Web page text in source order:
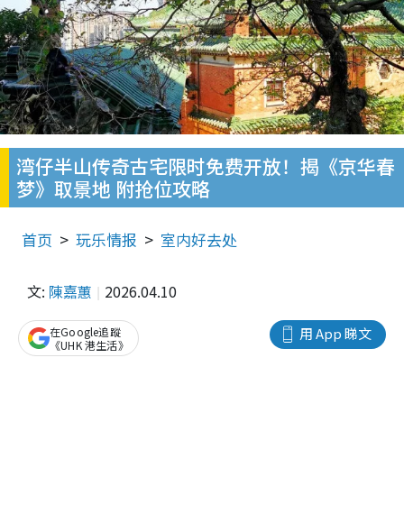
湾仔半山传奇古宅限时免费开放！揭《京华春
梦》取景地 附抢位攻略
首页 玩乐情报 室内好去处
文: 陳嘉蕙 2026.04.10
用 App 睇文
在Google追蹤
《UHK 港生活》